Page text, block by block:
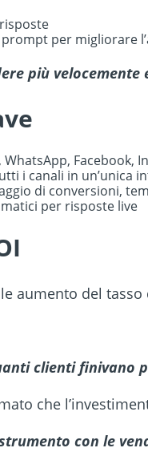
per migliorare
più
Facebook,
i canali in un’unica
di conversioni,
per risposte live
aumento del
clienti finivano
che
con le